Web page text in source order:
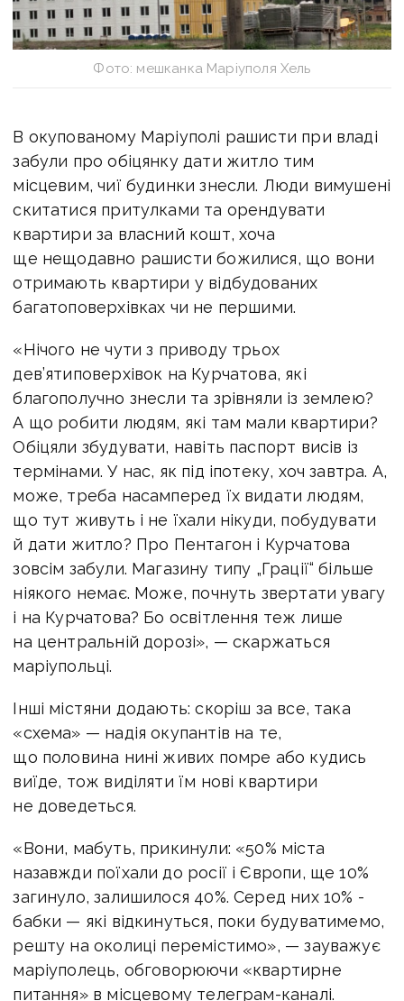
Фото: мешканка Маріуполя Хель
В окупованому Маріуполі рашисти при владі
забули про обіцянку дати житло тим
місцевим, чиї будинки знесли. Люди вимушені
скитатися притулками та орендувати
квартири за власний кошт, хоча
ще нещодавно рашисти божилися, що вони
отримають квартири у відбудованих
багатоповерхівках чи не першими.
«Нічого не чути з приводу трьох
дев’ятиповерхівок на Курчатова, які
благополучно знесли та зрівняли із землею?
А що робити людям, які там мали квартири?
Обіцяли збудувати, навіть паспорт висів із
термінами. У нас, як під іпотеку, хоч завтра. А,
може, треба насамперед їх видати людям,
що тут живуть і не їхали нікуди, побудувати
й дати житло? Про Пентагон і Курчатова
зовсім забули. Магазину типу „Грації“ більше
ніякого немає. Може, почнуть звертати увагу
і на Курчатова? Бо освітлення теж лише
на центральній дорозі», — скаржаться
маріупольці.
Інші містяни додають: скоріш за все, така
«схема» — надія окупантів на те,
що половина нині живих помре або кудись
виїде, тож виділяти їм нові квартири
не доведеться.
«Вони, мабуть, прикинули: «50% міста
назавжди поїхали до росії і Європи, ще 10%
загинуло, залишилося 40%. Серед них 10% -
бабки — які відкинуться, поки будуватимемо,
решту на околиці перемістимо», — зауважує
маріуполець, обговорюючи «квартирне
питання» в місцевому телеграм-каналі.